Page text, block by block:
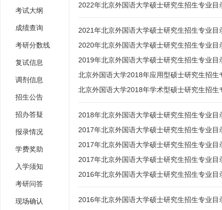
考试大纲
成绩查询
考研分数线
复试信息
调剂信息
招生公告
招办答疑
报录情况
学费奖助
入学须知
考研问答
现场确认
2022年北京外国语大学硕士研究生招生专业目
2021年北京外国语大学硕士研究生招生专业目
2020年北京外国语大学硕士研究生招生专业目
2019年北京外国语大学硕士研究生招生专业目
北京外国语大学2018年应用型硕士研究生招生
北京外国语大学2018年学术型硕士研究生招生
2018年北京外国语大学硕士研究生招生专业目
2017年北京外国语大学硕士研究生招生专业目
2017年北京外国语大学硕士研究生招生专业目
2017年北京外国语大学硕士研究生招生专业目
2016年北京外国语大学硕士研究生招生专业目
2016年北京外国语大学硕士研究生招生专业目